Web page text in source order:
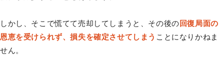
しかし、そこで慌てて売却してしまうと、その後の 回復局面の
恩恵を受けられず、損失を確定させてしまう ことになりかねま
せん。